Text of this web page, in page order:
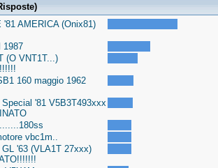
'81 AMERICA (Onix81)
1987
(O VNT1T...)
160 maggio 1962
Special '81 V5B3T493xxx
vbc1m..
GL '63 (VLA1T 27xxx)